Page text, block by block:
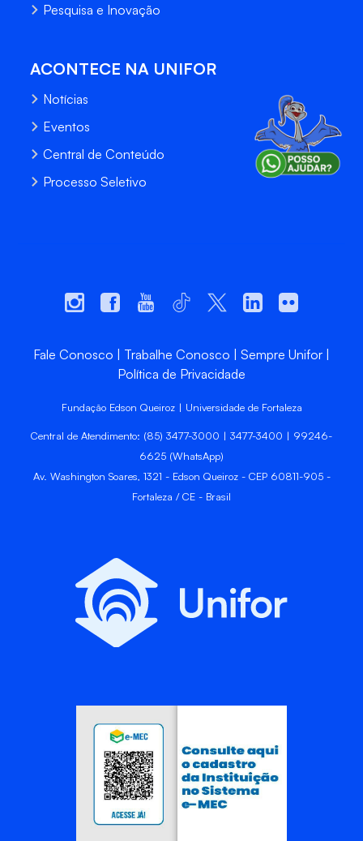
Pesquisa e Inovação
ACONTECE NA UNIFOR
Notícias
Eventos
Central de Conteúdo
Processo Seletivo
Fale Conosco Trabalhe Conosco
Sempre Unifor
Política de Privacidade
Fundação Edson Queiroz | Universidade de Fortaleza
Central de Atendimento: (85) 3477-3000 | 3477-3400 | 99246-
6625 (WhatsApp)
Av. Washington Soares, 1321 - Edson Queiroz - CEP 60811-905 -
Fortaleza / CE - Brasil